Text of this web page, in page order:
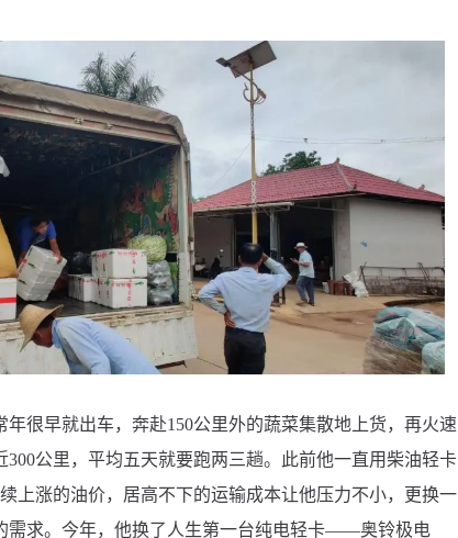
很早就出车，奔赴150公里外的蔬菜集散地上货，再火速
公里，平均五天就要跑两三趟。此前他一直用柴油轻卡
上涨的油价，居高不下的运输成本让他压力不小，更换一
需求。今年，他换了人生第一台纯电轻卡——奥铃极电